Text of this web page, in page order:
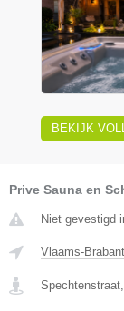
BEKIJK
Prive Sauna en
Niet gevestigd
Vlaams-Brabant